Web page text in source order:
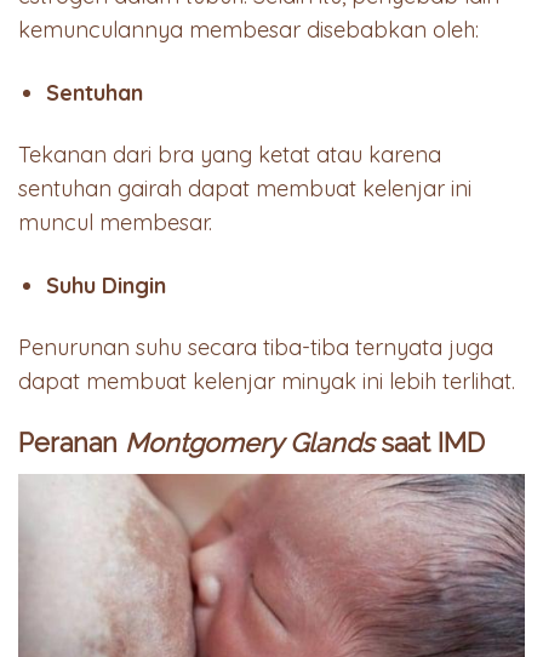
kemunculannya membesar disebabkan oleh:
Sentuhan
Tekanan dari bra yang ketat atau karena
sentuhan gairah dapat membuat kelenjar ini
muncul membesar.
Suhu Dingin
Penurunan suhu secara tiba-tiba ternyata juga
dapat membuat kelenjar minyak ini lebih terlihat.
Peranan Montgomery Glandssaat IMD